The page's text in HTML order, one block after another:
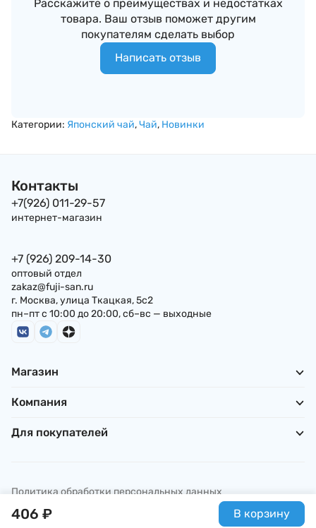
406 ₽ В корзину
Расскажите о преимуществах и недостатках
товара. Ваш отзыв поможет другим
покупателям сделать выбор
Написать отзыв
Категории: Японский чай,Чай, Новинки
Контакты
+7(926) 011-29-57
интернет-магазин
+7 (926) 209-14-30
оптовый отдел
zakaz@fuji-san.ru
г. Москва, улица Ткацкая, 5с2
пн–пт с 10:00 до 20:00, сб–вс — выходные
Магазин
Компания
Для покупателей
Политика обработки персональных данных